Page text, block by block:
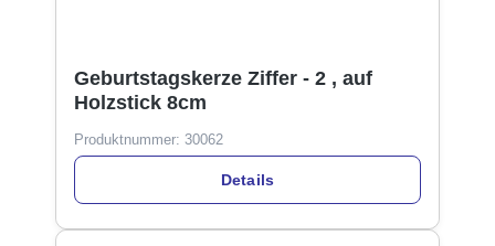
Geburtstagskerze Ziffer - 2 , auf
Holzstick 8cm
Produktnummer: 30062
Details